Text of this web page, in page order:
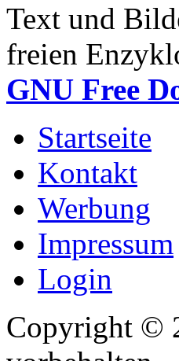
Text und
freien
GNU Free
Startseite
Kontakt
Werbung
Impressum
Login
Copyright ©